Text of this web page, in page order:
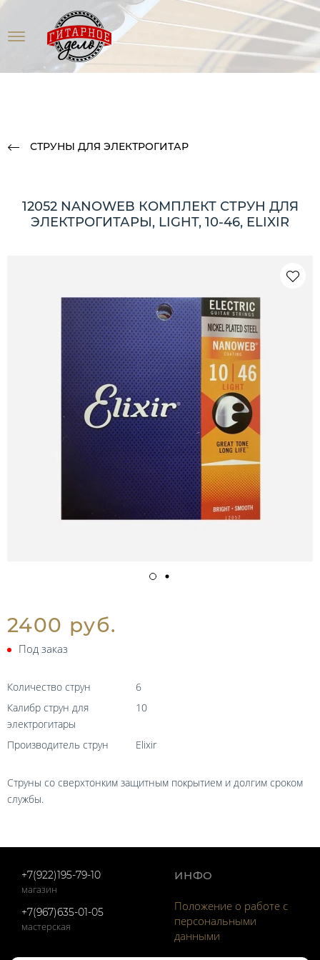
СТРУНЫ ДЛЯ ЭЛЕКТРОГИТАР
12052 NANOWEB КОМПЛЕКТ СТРУН ДЛЯ
ЭЛЕКТРОГИТАРЫ, LIGHT, 10-46, ELIXIR
2400 руб.
Под заказ
Количество струн
6
Калибр струн для
электрогитары
10
Производитель струн Elixir
Струны со сверхтонким защитным покрытием и долгим сроком
службы.
+7(922)195-79-10
магазин
+7(967)635-01-05
мастерская
ИНФО
Положение о работе с
персональными
данными